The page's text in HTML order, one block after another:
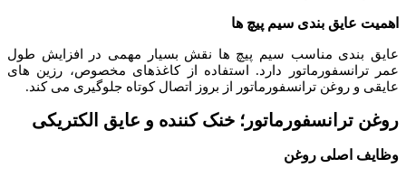
اهمیت عایق بندی سیم پیچ ها
عایق بندی مناسب سیم پیچ ها نقش بسیار مهمی در افزایش طول
عمر ترانسفورماتور دارد. استفاده از کاغذهای مخصوص، رزین های
عایقی و روغن ترانسفورماتور از بروز اتصال کوتاه جلوگیری می کند.
روغن ترانسفورماتور؛ خنک کننده و عایق الکتریکی
وظایف اصلی روغن